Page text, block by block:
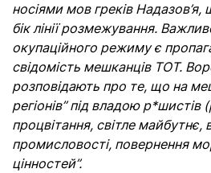
носіями мов греків
бік лінії розмежування.
окупаційного режиму є
свідомість мешканців ТОТ.
розповідають про те, що на
регіонів” під владою р*шистів
процвітання, світле майбутнє,
промисловості, повернення
цінностей”.